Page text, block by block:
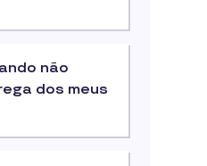
não
dos meus